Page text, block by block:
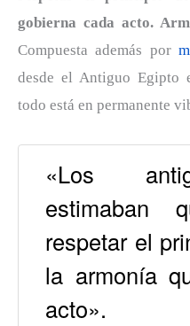
gobierna cada acto.
Compuesta además por
desde el Antiguo Egipto
todo está en permanente
«Los
estimaban
respetar el
la armonía
acto».